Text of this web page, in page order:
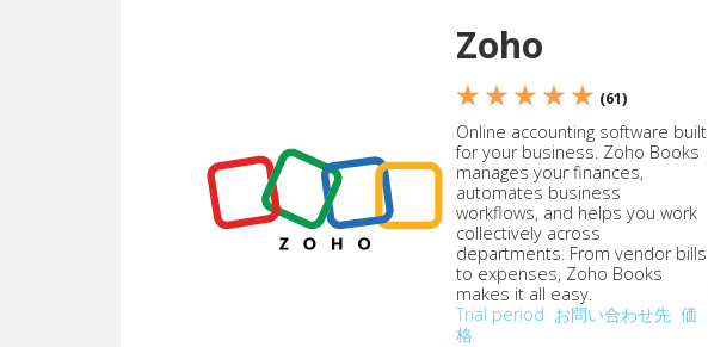
Zoho
★ ★ ★ ★ ★ (61)
Online accounting software built
for your business. Zoho Books
manages your finances,
automates business
workflows, and helps you work
collectively across
departments. From vendor bills
to expenses, Zoho Books
makes it all easy.
Trial period お問い合わせ先 価
格